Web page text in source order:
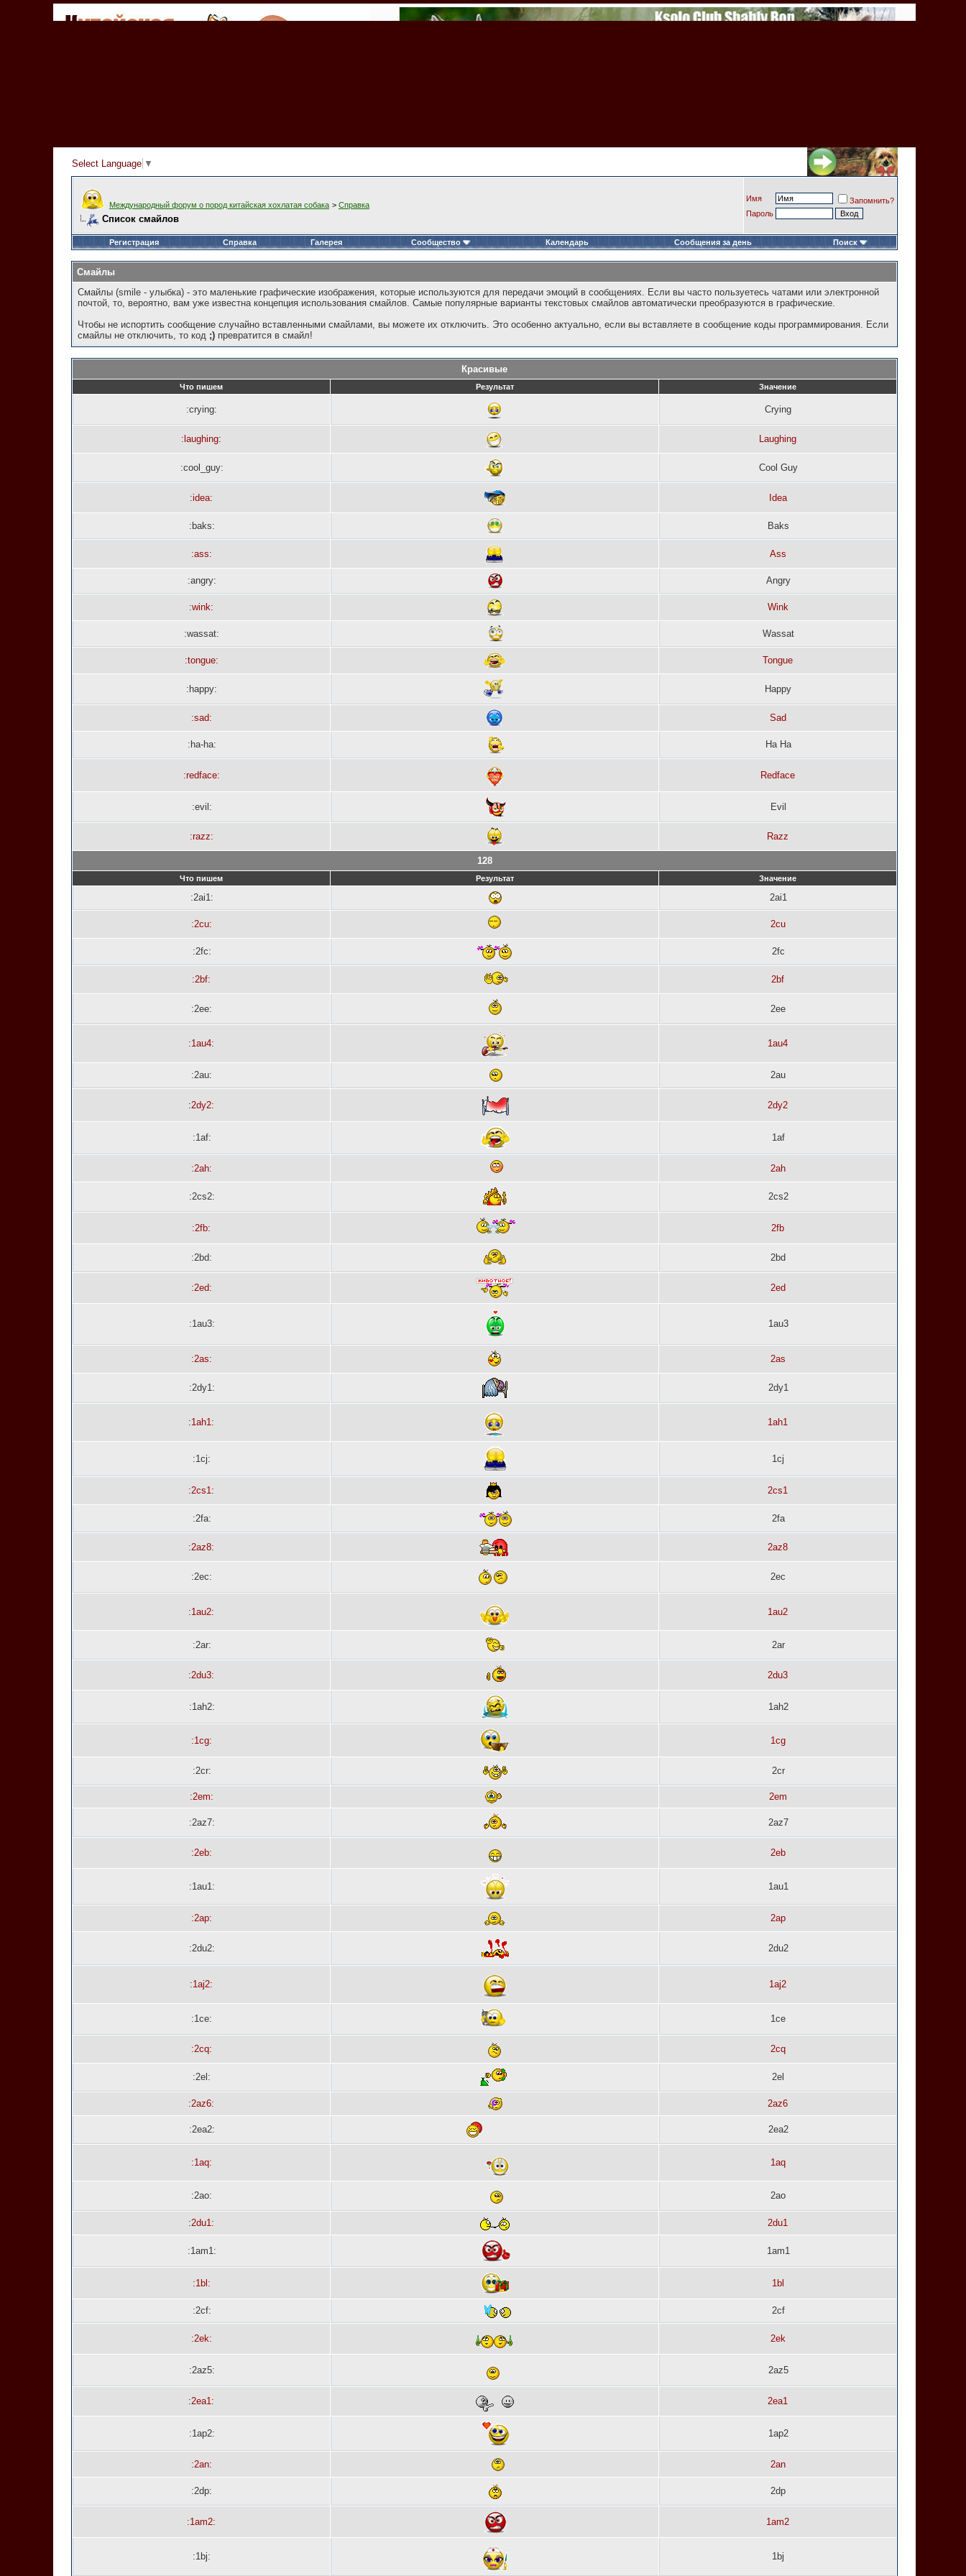
Select Language ▼
Международный форум о пород китайская хохлатая собака > Справка
Список смайлов
Имя
Запомнить?
Пароль
Регистрация Справка Галерея Сообщество Календарь Сообщения за день Поиск
Смайлы
Смайлы (smile - улыбка) - это маленькие графические изображения, которые используются для передачи эмоций в сообщениях. Если вы часто пользуетесь чатами или электронной
почтой, то, вероятно, вам уже известна концепция использования смайлов. Самые популярные варианты текстовых смайлов автоматически преобразуются в графические.
Чтобы не испортить сообщение случайно вставленными смайлами, вы можете их отключить. Это особенно актуально, если вы вставляете в сообщение коды программирования. Если
смайлы не отключить, то код ;) превратится в смайл!
Красивые
Что пишем Результат Значение
:crying: Crying
:laughing: Laughing
:cool_guy: Cool Guy
:idea: Idea
:baks: Baks
:ass: Ass
:angry: Angry
:wink: Wink
:wassat: Wassat
:tongue: Tongue
:happy: Happy
:sad: Sad
:ha-ha: Ha Ha
:redface: Redface
:evil: Evil
:razz: Razz
128
Что пишем Результат Значение
:2ai1: 2ai1
:2cu: 2cu
:2fc: 2fc
:2bf: 2bf
:2ee: 2ee
:1au4: 1au4
:2au: 2au
:2dy2: 2dy2
:1af: 1af
:2ah: 2ah
:2cs2: 2cs2
:2fb: 2fb
:2bd: 2bd
:2ed: 2ed
:1au3: 1au3
:2as: 2as
:2dy1: 2dy1
:1ah1: 1ah1
:1cj: 1cj
:2cs1: 2cs1
:2fa: 2fa
:2az8: 2az8
:2ec: 2ec
:1au2: 1au2
:2ar: 2ar
:2du3: 2du3
:1ah2: 1ah2
:1cg: 1cg
:2cr: 2cr
:2em: 2em
:2az7: 2az7
:2eb: 2eb
:1au1: 1au1
:2ap: 2ap
:2du2: 2du2
:1aj2: 1aj2
:1ce: 1ce
:2cq: 2cq
:2el: 2el
:2az6: 2az6
:2ea2: 2ea2
:1aq: 1aq
:2ao: 2ao
:2du1: 2du1
:1am1: 1am1
:1bl: 1bl
:2cf: 2cf
:2ek: 2ek
:2az5: 2az5
:2ea1: 2ea1
:1ap2: 1ap2
:2an: 2an
:2dp: 2dp
:1am2: 1am2
:1bj: 1bj